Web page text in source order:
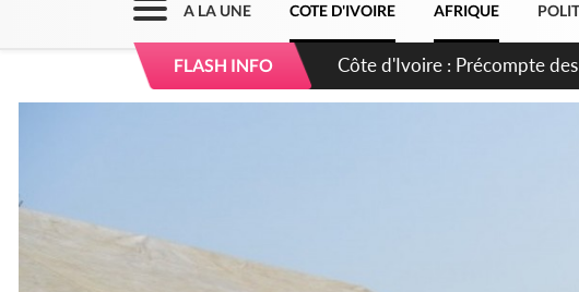
A LA UNE COTE D'IVOIRE AFRIQUE
FLASH INFO Côte d'Ivoire : Indépendance